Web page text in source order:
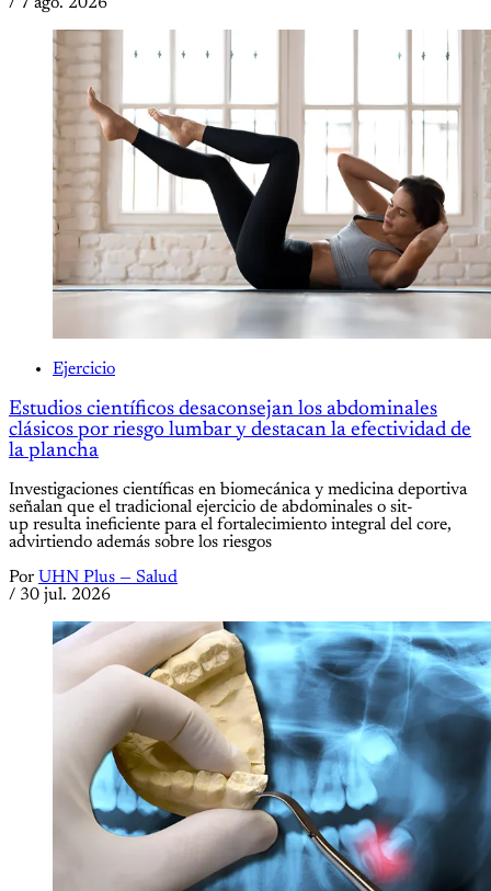
/ 7 ago. 2026
Ejercicio
Estudios científicos desaconsejan los abdominales
clásicos por riesgo lumbar y destacan la efectividad de
la plancha
Investigaciones científicas en biomecánica y medicina deportiva
señalan que el tradicional ejercicio de abdominales o sit-
up resulta ineficiente para el fortalecimiento integral del core,
advirtiendo además sobre los riesgos
Por UHN Plus — Salud
/ 30 jul. 2026